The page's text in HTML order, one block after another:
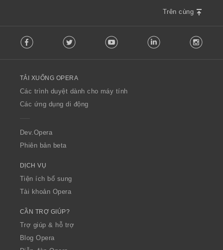
Trên cùng
o
w
O
p
a
Facebook Twitter Youtube LinkedIn
TẢI XUỐNG OPERA
Các trình duyệt dành cho máy tính
Các ứng dụng di động
Dev.Opera
Phiên bản beta
DỊCH VỤ
Tiện ích bổ sung
Tài khoản Opera
CẦN TRỢ GIÚP?
Trợ giúp & hỗ trợ
Blog Opera